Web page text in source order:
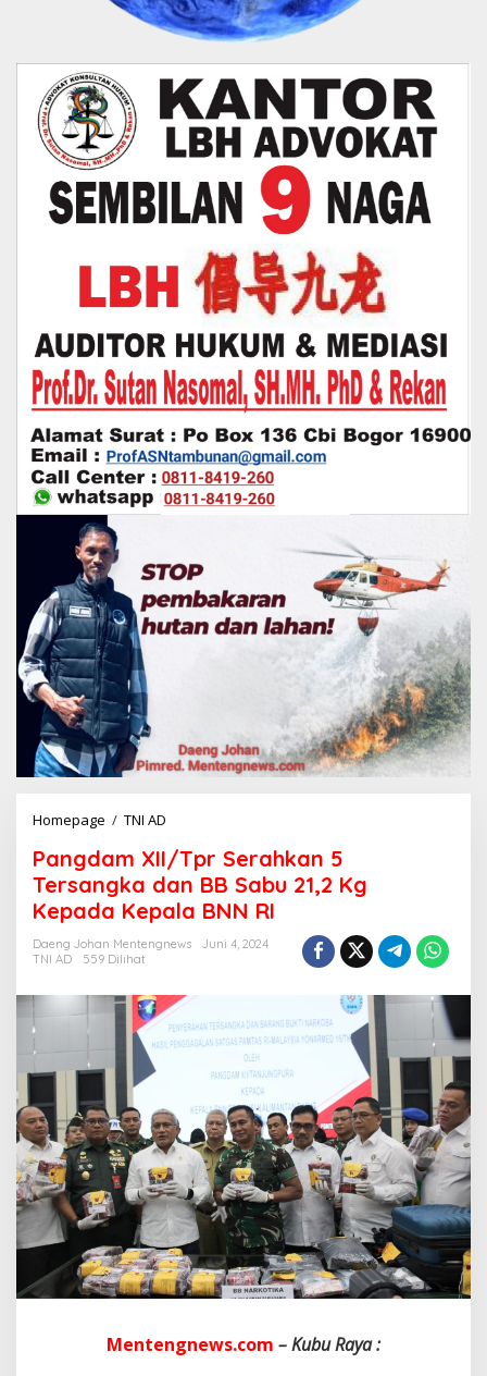
Homepage / TNI AD
n
g
d
a
m
I
/
T
p
e
r
a
h
k
a
n
5
T
e
a
Pangdam XII/Tpr Serahkan 5
Tersangka dan BB Sabu 21,2 Kg
Kepada Kepala BNN RI
Daeng Johan Mentengnews
Juni 4, 2024
TNI AD
559 Dilihat
Mentengnews.com – Kubu Raya :